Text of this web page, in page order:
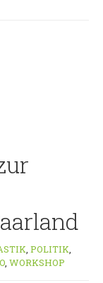
, POLITIK,
, WORKSHOP